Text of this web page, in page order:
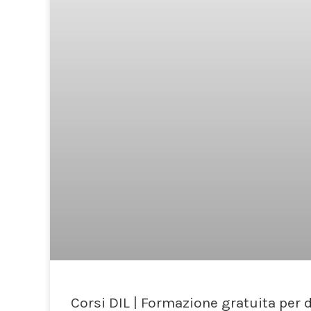
Corsi DIL | Formazione gratuita per